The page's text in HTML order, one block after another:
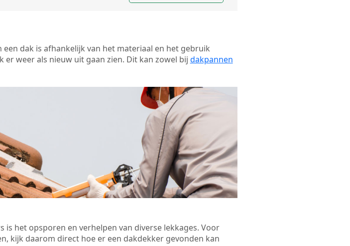
een dak is afhankelijk van het materiaal en het gebruik
weer als nieuw uit gaan zien. Dit kan zowel bij dakpannen
het opsporen en verhelpen van diverse lekkages. Voor
kijk daarom direct hoe er een dakdekker gevonden kan